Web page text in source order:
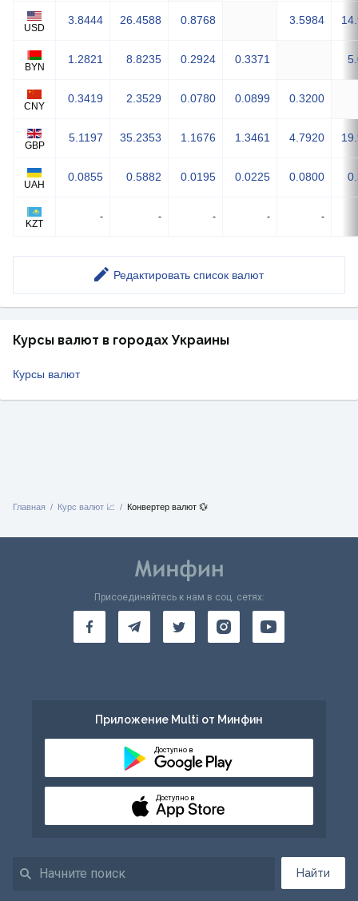
USD
3.8444 26.4588 0.8768 3.5984
BYN
1.2821 8.8235 0.2924 0.3371
CNY
0.3419 2.3529 0.0780 0.0899 0.3200
GBP
5.1197 35.2353 1.1676 1.3461 4.7920
UAH
0.0855 0.5882 0.0195 0.0225 0.0800
KZT
- - - - -
Редактировать список валют
Курсы валют в городах Украины
Курсы валют
Главная Курс валют 📈 Конвертер валют 💱
Найти
Присоединяйтесь к нам в соц. сетях:
Приложение Multi от Минфин
Доступно в
Доступно в